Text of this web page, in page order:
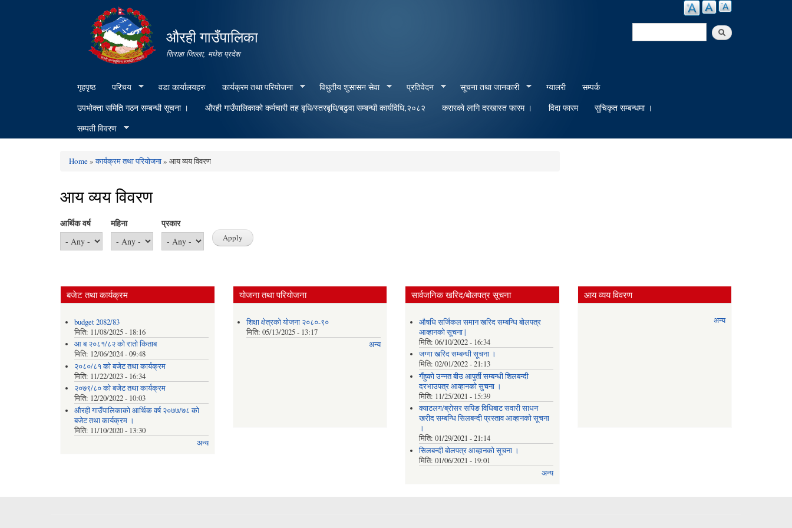
औरही गाउँपालिका
सिराहा जिल्ला, मधेश प्रदेश
Search
गृहपृष्ठ परिचय वडा कार्यालयहरु कार्यक्रम तथा परियोजना विधुतीय शुसासन सेवा प्रतिवेदन सूचना तथा जानकारी ग्यालरी
सम्पर्क
उपभोक्ता समिति गठन सम्बन्धी सूचना ।
औरही गाउँपालिकाको कर्मचारी तह बृधि/स्तरबृधि/बढुवा सम्बन्धी कार्यविधि,२०८२ करारकाे लागि दरखास्त फारम । विदा फारम
सुचिकृत सम्बन्धमा ।
सम्पती विवरण
You are here
Home»कार्यक्रम तथा परियोजना» आय व्यय विवरण
आय व्यय विवरण
आर्थिक वर्ष महिना प्रकार
बजेट तथा कार्यक्रम
budget 2082/83
मिति: 11/08/2025 - 18:16
आ ब २०८१/८२ काे राताे किताब
मिति: 12/06/2024 - 09:48
२०८०/८१ को बजेट तथा कार्यक्रम
मिति: 11/22/2023 - 16:34
२०७९/८० को बजेट तथा कार्यक्रम
मिति: 12/20/2022 - 10:03
औरही गाउँपालिकाको आर्थिक वर्ष २०७७/७८ को
बजेट तथा कार्यक्रम ।
मिति: 11/10/2020 - 13:30
अन्य
योजना तथा परियोजना
शिक्षा क्षेत्रको योजना २०८०-९०
मिति:05/13/2025 - 13:17
अन्य
सार्वजनिक खरिद/बोलपत्र सूचना
औषधि सर्जिकल समान खरिद सम्बन्धि बोलपत्र
आव्हानको सूचना |
मिति: 06/10/2022 - 16:34
जग्गा खरिद सम्बन्धी सूचना ।
मिति: 02/01/2022 - 21:13
गँहुकाे उन्नत बीउ आपुर्ती सम्बन्धी शिलबन्दी
दरभाउपत्र आव्हानकाे सुचना ।
मिति: 11/25/2021 - 15:39
क्याटलग/ब्रोसर सपिङ विधिबाट सवारी साधन
खरीद सम्बन्धि सिलबन्दी प्रस्ताव आव्हानको सूचना
।
मिति: 01/29/2021 - 21:14
सिलबन्दी बोलपत्र आव्हानको सूचना ।
मिति: 01/06/2021 - 19:01
अन्य
आय व्यय विवरण
अन्य